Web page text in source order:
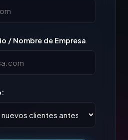
/ Nombre de Empresa